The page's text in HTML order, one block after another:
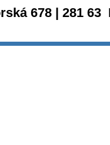
678 | 281